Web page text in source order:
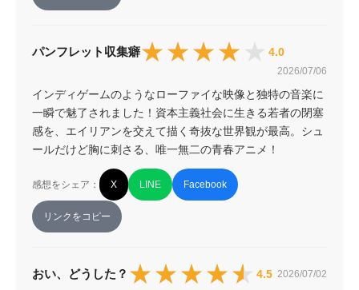
パンフレット収集癖★★★★★
★★★★★ 4.0
2026/07/06
インディゲームのようなローファイな映像と独特の音楽に
一瞬で魅了されました！資本主義社会に生きる若者の閉塞
感を、エイリアンを交えて描く奇抜な世界観が最高。シュ
ールだけど胸に刺さる、唯一無二の青春アニメ！
感想をシェア： X LINE Facebook
リンクをコピー
おい、どうした？ ★★★★★
★★★★★ 4.5 2026/07/02